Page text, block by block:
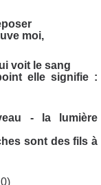
moi,
voit le sang
elle signifie :
- la lumière
sont des fils à